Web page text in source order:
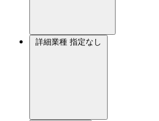
詳細業種 指定なし